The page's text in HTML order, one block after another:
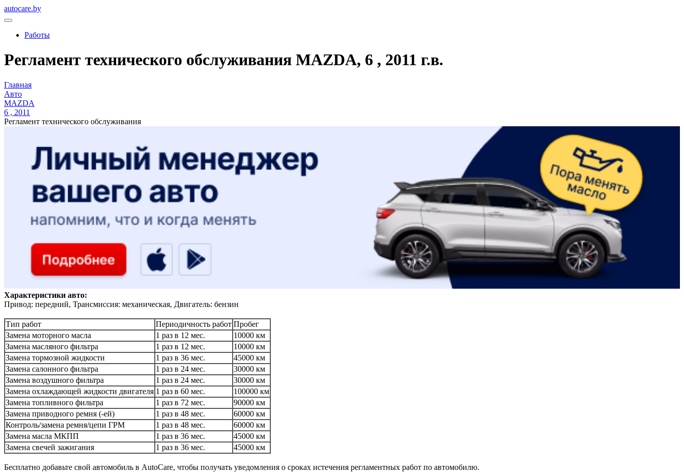
autocare.by
Работы
Регламент технического обслуживания MAZDA, 6 , 2011 г.в.
Главная
Авто
MAZDA
6 , 2011
Регламент технического обслуживания
Характеристики авто:
Привод: передний, Трансмиссия: механическая, Двигатель: бензин
Тип работ Периодичность работ Пробег
Замена моторного масла
1 раз в 12 мес.
10000 км
Замена масляного фильтра
1 раз в 12 мес.
10000 км
Замена тормозной жидкости
1 раз в 36 мес.
45000 км
Замена салонного фильтра
1 раз в 24 мес.
30000 км
Замена воздушного фильтра
1 раз в 24 мес.
30000 км
Замена охлаждающей жидкости двигателя 1 раз в 60 мес.
100000 км
Замена топливного фильтра
1 раз в 72 мес.
90000 км
Замена приводного ремня (-ей)
1 раз в 48 мес.
60000 км
Контроль/замена ремня/цепи ГРМ
1 раз в 48 мес.
60000 км
Замена масла МКПП
1 раз в 36 мес.
45000 км
Замена свечей зажигания
1 раз в 36 мес. 45000 км
Бесплатно добавьте свой автомобиль в AutoCare, чтобы получать уведомления о сроках истечения регламентных работ по автомобилю.